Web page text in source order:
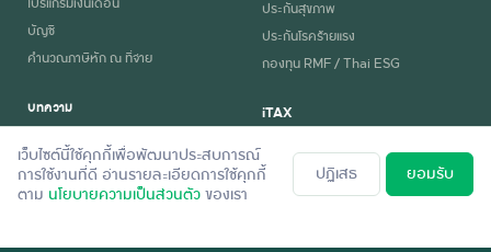
บัญชี
คำนวณภาษีหัก ณ ที่จ่าย
บทความ
ความรู้ภาษี
ข่าวภาษี
ประกันสุขภาพ
ประกันโรคร้ายแรง
กองทุน RMF / Thai ESG
iTAX
เกี่ยวกับ iTAX
นโยบายความเป็นส่วนตัว
เว็บไซต์นี้ใช้คุกกี้เพื่อพัฒนาประสบการณ์
การใช้งานที่ดี อ่านรายละเอียดการใช้คุกกี้
ตาม นโยบายความเป็นส่วนตัว ของเรา
ปฏิเสธ ยอมรับ